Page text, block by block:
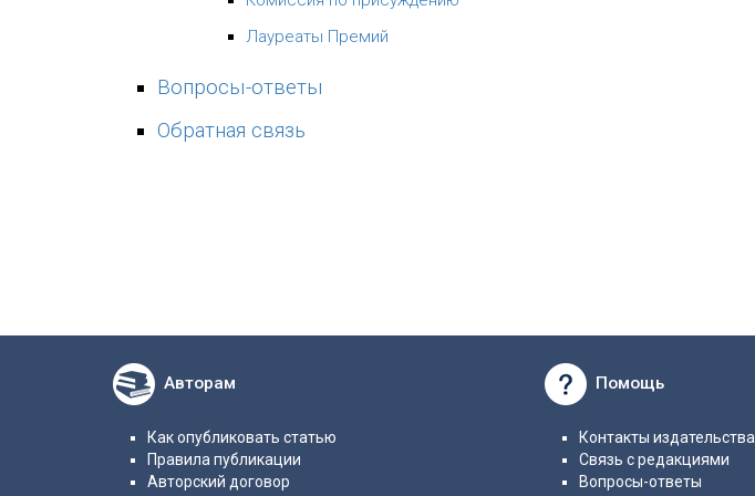
Лауреаты Премий
Вопросы-ответы
Обратная связь
Авторам
Как опубликовать статью
Правила публикации
Авторский договор
Помощь
Контакты издательства
Связь с редакциями
Вопросы-ответы